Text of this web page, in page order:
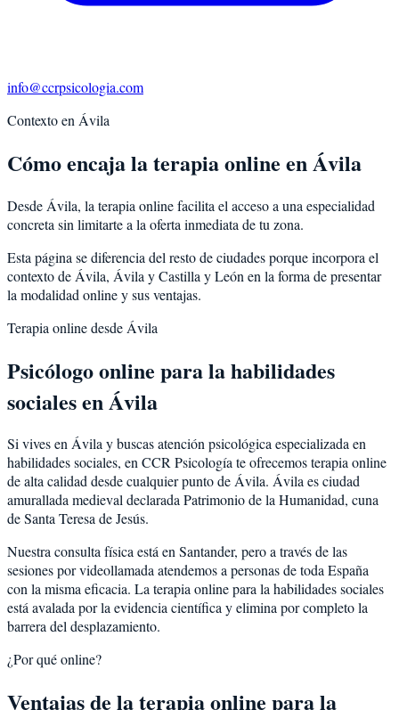
info@ccrpsicologia.com
Contexto en Ávila
Cómo encaja la terapia online en Ávila
Desde Ávila, la terapia online facilita el acceso a una especialidad
concreta sin limitarte a la oferta inmediata de tu zona.
Esta página se diferencia del resto de ciudades porque incorpora el
contexto de Ávila, Ávila yCastilla y León en la forma de presentar
la modalidad online y sus ventajas.
Terapia online desde Ávila
Psicólogo online para lahabilidades
socialesenÁvila
Si vives enÁvilay buscas atención psicológica especializada en
habilidades sociales, en CCR Psicología te ofrecemos terapia online
de alta calidad desde cualquier punto deÁvila. Ávilaesciudad
amurallada medieval declarada Patrimonio de la Humanidad, cuna
de Santa Teresa de Jesús.
Nuestra consulta física está en Santander, pero a través de las
sesiones por videollamada atendemos a personas de toda España
con la misma eficacia. La terapia online para lahabilidades sociales
está avalada por la evidencia científica y elimina por completo la
barrera del desplazamiento.
¿Por qué online?
Ventajas de la terapia online para la